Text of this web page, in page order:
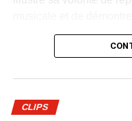
plusieurs univers.
Bombarder »
Chorégraphies
CLIPS